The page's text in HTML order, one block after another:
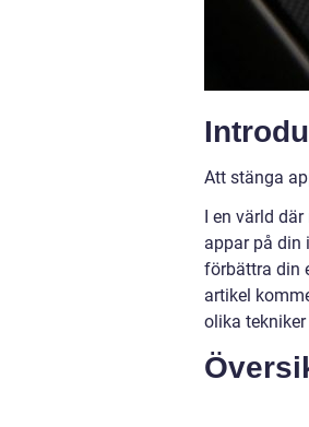
Att stänga
I en värld
appar på din
förbättra din
artikel
olika